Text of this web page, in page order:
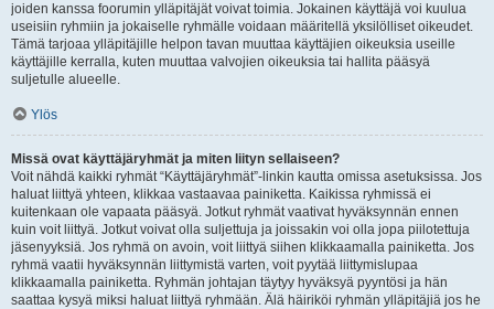
joiden kanssa foorumin ylläpitäjät voivat toimia. Jokainen käyttäjä voi kuulua
useisiin ryhmiin ja jokaiselle ryhmälle voidaan määritellä yksilölliset oikeudet.
Tämä tarjoaa ylläpitäjille helpon tavan muuttaa käyttäjien oikeuksia useille
käyttäjille kerralla, kuten muuttaa valvojien oikeuksia tai hallita pääsyä
suljetulle alueelle.
Ylös
Missä ovat käyttäjäryhmät ja miten liityn sellaiseen?
Voit nähdä kaikki ryhmät “Käyttäjäryhmät”-linkin kautta omissa asetuksissa. Jos
haluat liittyä yhteen, klikkaa vastaavaa painiketta. Kaikissa ryhmissä ei
kuitenkaan ole vapaata pääsyä. Jotkut ryhmät vaativat hyväksynnän ennen
kuin voit liittyä. Jotkut voivat olla suljettuja ja joissakin voi olla jopa piilotettuja
jäsenyyksiä. Jos ryhmä on avoin, voit liittyä siihen klikkaamalla painiketta. Jos
ryhmä vaatii hyväksynnän liittymistä varten, voit pyytää liittymislupaa
klikkaamalla painiketta. Ryhmän johtajan täytyy hyväksyä pyyntösi ja hän
saattaa kysyä miksi haluat liittyä ryhmään. Älä häiriköi ryhmän ylläpitäjiä jos he